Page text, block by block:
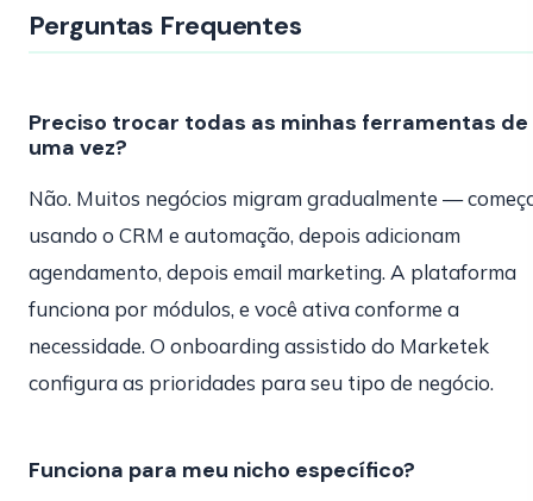
Perguntas Frequentes
Preciso trocar todas as minhas ferramentas de
uma vez?
Não. Muitos negócios migram gradualmente —
usando o CRM e automação, depois adicionam
agendamento, depois email marketing. A plataforma
funciona por módulos, e você ativa conforme a
necessidade. O onboarding assistido do Marketek
configura as prioridades para seu tipo de negócio.
Funciona para meu nicho específico?